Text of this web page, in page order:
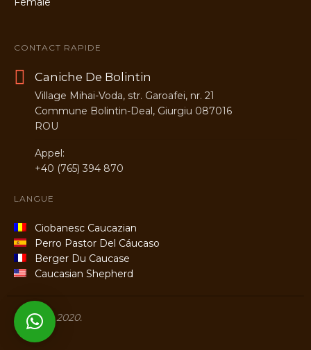
CONTACT RAPIDE
Caniche De Bolintin
Village Mihai-Voda, str. Garoafei, nr. 21
Commune Bolintin-Deal, Giurgiu 087016
ROU
Appel:
+40 (765) 394 870
LANGUE
Ciobanesc Caucazian
Perro Pastor Del Cáucaso
Berger Du Caucase
Caucasian Shepherd
Titans © 2020.